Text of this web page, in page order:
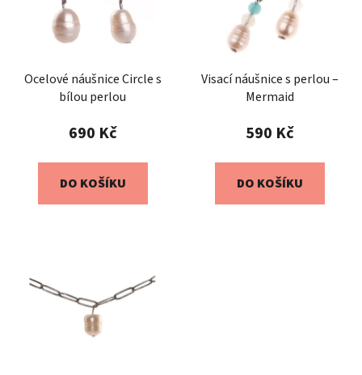
Ocelové náušnice Circle s
bílou perlou
690 Kč
DO KOŠÍKU
Visací náušnice s perlou –
Mermaid
590 Kč
DO KOŠÍKU